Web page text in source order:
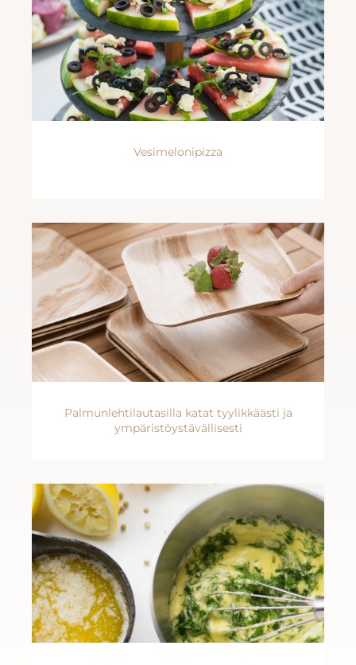
Vesimelonipizza
Palmunlehtilautasilla katat tyylikkäästi ja
ympäristöystävällisesti